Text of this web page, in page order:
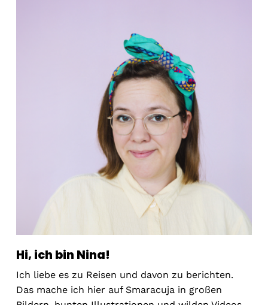
Hi, ich bin Nina!
Ich liebe es zu Reisen und davon zu berichten.
Das mache ich hier auf Smaracuja in großen